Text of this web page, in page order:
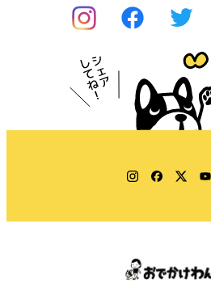
Instagram